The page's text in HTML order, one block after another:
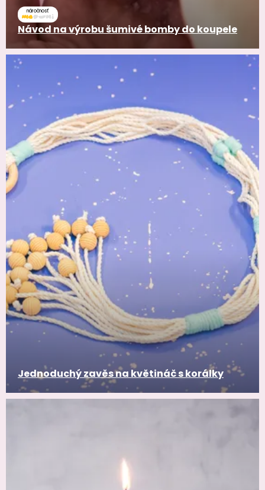
náročnosť
Návod na výrobu šumivé bomby do koupele
Jednoduchý zavěs na květináč s korálky